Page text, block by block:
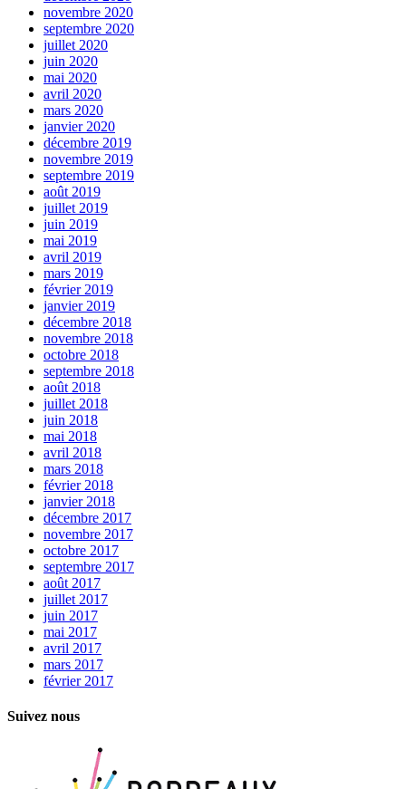
novembre 2020
septembre 2020
juillet 2020
juin 2020
mai 2020
avril 2020
mars 2020
janvier 2020
décembre 2019
novembre 2019
septembre 2019
août 2019
juillet 2019
juin 2019
mai 2019
avril 2019
mars 2019
février 2019
janvier 2019
décembre 2018
novembre 2018
octobre 2018
septembre 2018
août 2018
juillet 2018
juin 2018
mai 2018
avril 2018
mars 2018
février 2018
janvier 2018
décembre 2017
novembre 2017
octobre 2017
septembre 2017
août 2017
juillet 2017
juin 2017
mai 2017
avril 2017
mars 2017
février 2017
Suivez nous